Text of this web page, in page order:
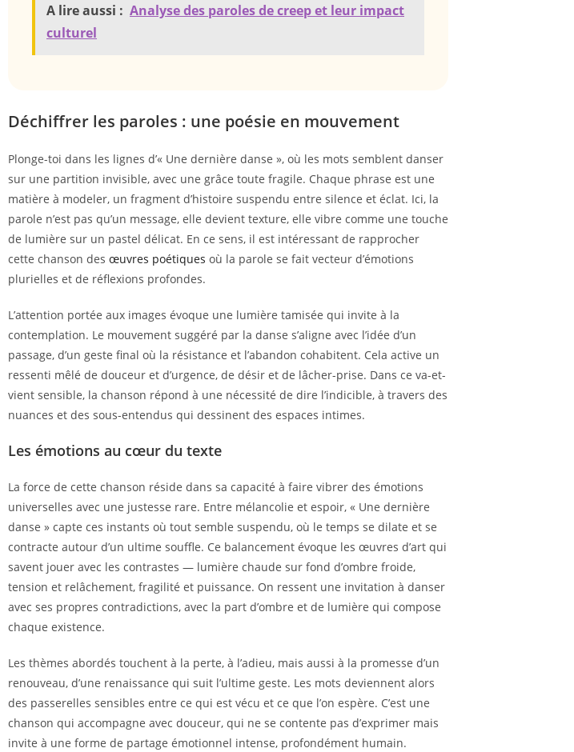
A lire aussi : Analyse des paroles de creep et leur impact
culturel
Déchiffrer les paroles : une poésie en mouvement
Plonge-toi dans les lignes d’« Une dernière danse », où les mots semblent danser
sur une partition invisible, avec une grâce toute fragile. Chaque phrase est une
matière à modeler, un fragment d’histoire suspendu entre silence et éclat. Ici, la
parole n’est pas qu’un message, elle devient texture, elle vibre comme une touche
de lumière sur un pastel délicat. En ce sens, il est intéressant de rapprocher
cette chanson des œuvres poétiques où la parole se fait vecteur d’émotions
plurielles et de réflexions profondes.
L’attention portée aux images évoque une lumière tamisée qui invite à la
contemplation. Le mouvement suggéré par la danse s’aligne avec l’idée d’un
passage, d’un geste final où la résistance et l’abandon cohabitent. Cela active un
ressenti mêlé de douceur et d’urgence, de désir et de lâcher-prise. Dans ce va-et-
vient sensible, la chanson répond à une nécessité de dire l’indicible, à travers des
nuances et des sous-entendus qui dessinent des espaces intimes.
Les émotions au cœur du texte
La force de cette chanson réside dans sa capacité à faire vibrer des émotions
universelles avec une justesse rare. Entre mélancolie et espoir, « Une dernière
danse » capte ces instants où tout semble suspendu, où le temps se dilate et se
contracte autour d’un ultime souffle. Ce balancement évoque les œuvres d’art qui
savent jouer avec les contrastes — lumière chaude sur fond d’ombre froide,
tension et relâchement, fragilité et puissance. On ressent une invitation à danser
avec ses propres contradictions, avec la part d’ombre et de lumière qui compose
chaque existence.
Les thèmes abordés touchent à la perte, à l’adieu, mais aussi à la promesse d’un
renouveau, d’une renaissance qui suit l’ultime geste. Les mots deviennent alors
des passerelles sensibles entre ce qui est vécu et ce que l’on espère. C’est une
chanson qui accompagne avec douceur, qui ne se contente pas d’exprimer mais
invite à une forme de partage émotionnel intense, profondément humain.